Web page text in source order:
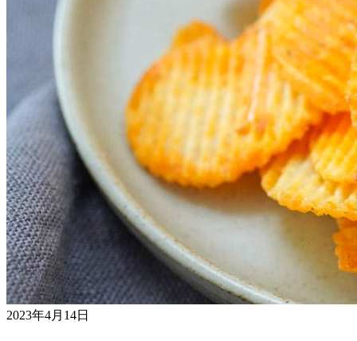
2023年4月14日